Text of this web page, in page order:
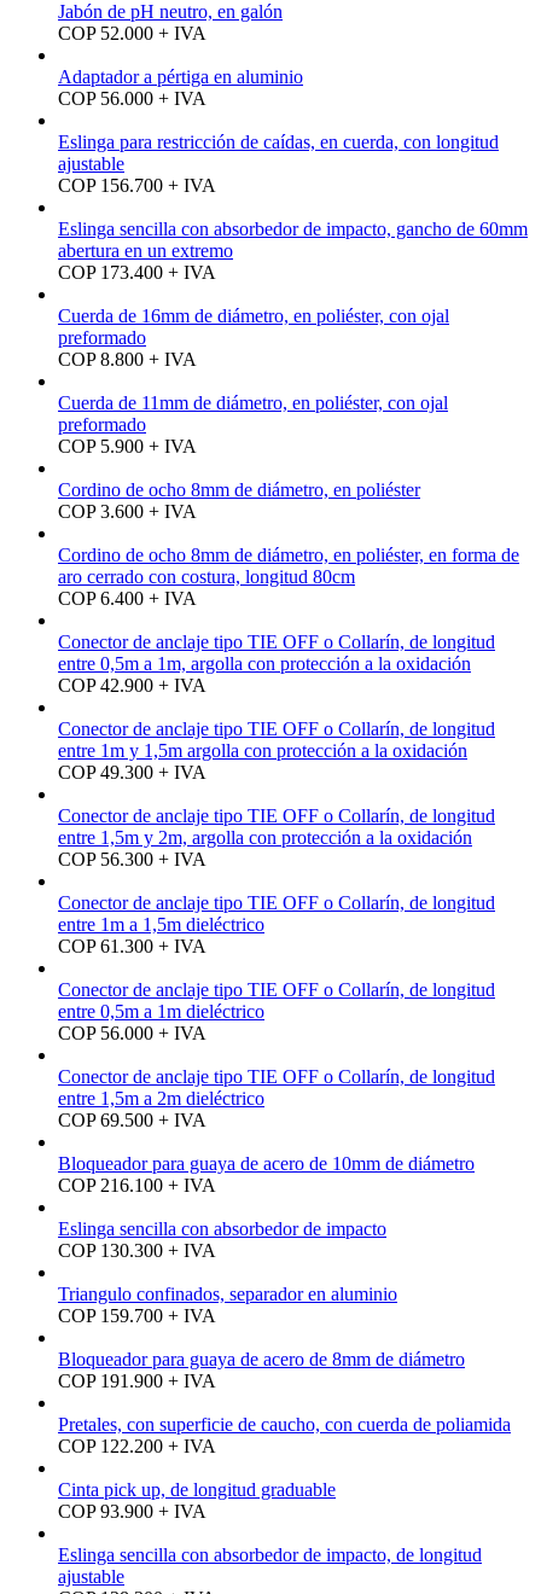
Jabón de pH neutro, en galón
COP 52.000 + IVA
Adaptador a pértiga en aluminio
COP 56.000 + IVA
Eslinga para restricción de caídas, en cuerda, con longitud
ajustable
COP 156.700 + IVA
Eslinga sencilla con absorbedor de impacto, gancho de 60mm
abertura en un extremo
COP 173.400 + IVA
Cuerda de 16mm de diámetro, en poliéster, con ojal
preformado
COP 8.800 + IVA
Cuerda de 11mm de diámetro, en poliéster, con ojal
preformado
COP 5.900 + IVA
Cordino de ocho 8mm de diámetro, en poliéster
COP 3.600 + IVA
Cordino de ocho 8mm de diámetro, en poliéster, en forma de
aro cerrado con costura, longitud 80cm
COP 6.400 + IVA
Conector de anclaje tipo TIE OFF o Collarín, de longitud
entre 0,5m a 1m, argolla con protección a la oxidación
COP 42.900 + IVA
Conector de anclaje tipo TIE OFF o Collarín, de longitud
entre 1m y 1,5m argolla con protección a la oxidación
COP 49.300 + IVA
Conector de anclaje tipo TIE OFF o Collarín, de longitud
entre 1,5m y 2m, argolla con protección a la oxidación
COP 56.300 + IVA
Conector de anclaje tipo TIE OFF o Collarín, de longitud
entre 1m a 1,5m dieléctrico
COP 61.300 + IVA
Conector de anclaje tipo TIE OFF o Collarín, de longitud
entre 0,5m a 1m dieléctrico
COP 56.000 + IVA
Conector de anclaje tipo TIE OFF o Collarín, de longitud
entre 1,5m a 2m dieléctrico
COP 69.500 + IVA
Bloqueador para guaya de acero de 10mm de diámetro
COP 216.100 + IVA
Eslinga sencilla con absorbedor de impacto
COP 130.300 + IVA
Triangulo confinados, separador en aluminio
COP 159.700 + IVA
Bloqueador para guaya de acero de 8mm de diámetro
COP 191.900 + IVA
Pretales, con superficie de caucho, con cuerda de poliamida
COP 122.200 + IVA
Cinta pick up, de longitud graduable
COP 93.900 + IVA
Eslinga sencilla con absorbedor de impacto, de longitud
ajustable